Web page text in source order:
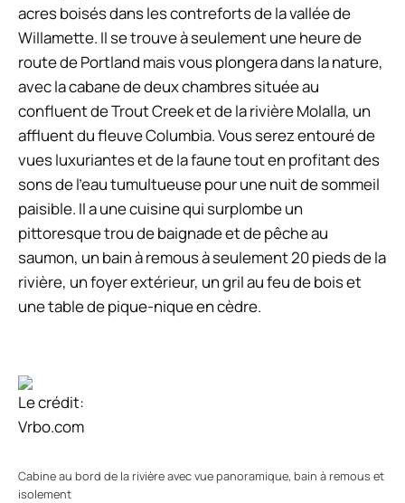
acres boisés dans les contreforts de la vallée de
Willamette. Il se trouve à seulement une heure de
route de Portland mais vous plongera dans la nature,
avec la cabane de deux chambres située au
confluent de Trout Creek et de la rivière Molalla, un
affluent du fleuve Columbia. Vous serez entouré de
vues luxuriantes et de la faune tout en profitant des
sons de l’eau tumultueuse pour une nuit de sommeil
paisible. Il a une cuisine qui surplombe un
pittoresque trou de baignade et de pêche au
saumon, un bain à remous à seulement 20 pieds de la
rivière, un foyer extérieur, un gril au feu de bois et
une table de pique-nique en cèdre.
Le crédit:
Vrbo.com
Cabine au bord de la rivière avec vue panoramique, bain à remous et
isolement